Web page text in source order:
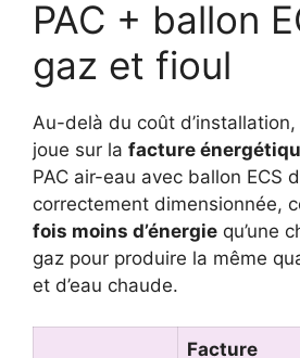
PAC + ballon
gaz et fioul
Au-delà du coût
joue sur la facture
PAC air-eau avec ballon ECS
correctement dimensionnée,
fois moins d’énergie qu’une
gaz pour produire la même
et d’eau chaude.
Facture